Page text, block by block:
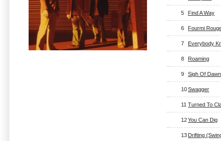
5 Find A Way
6 Fourmi
7 Everybody
8 Roaming
9 Sigh Of Dawn
10Swagger
11 Turned To
12You Can Dig
13 Drifting